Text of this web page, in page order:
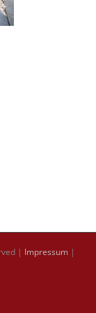
| Impressum |